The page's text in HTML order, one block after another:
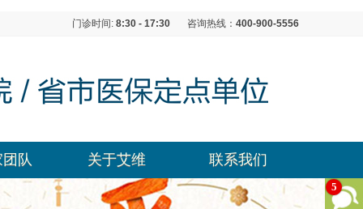
5
门诊时间: 8:30 - 17:30 咨询热线： 400-900-5556
队 关于艾维 联系我们